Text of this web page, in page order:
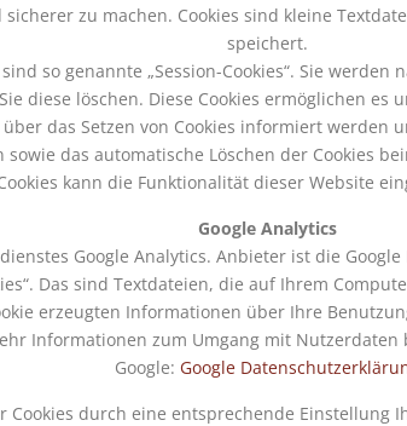
zu machen. Cookies sind kleine
speichert.
so genannte „Session-Cookies“. Sie
diese löschen. Diese Cookies ermöglichen
das Setzen von Cookies informiert werden
das automatische Löschen der Cookies
kann die Funktionalität dieser Website
Google Analytics
Google Analytics. Anbieter ist die
Das sind Textdateien, die auf Ihrem
erzeugten Informationen über Ihre
Informationen zum Umgang mit
Google: Google
Cookies durch eine entsprechende